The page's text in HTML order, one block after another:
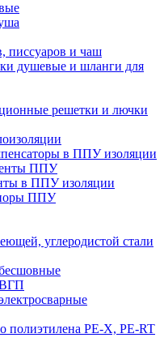
писсуаров и чаш
душевые и шланги для
решетки и лючки
в ППУ изоляции
ППУ
в ППУ изоляции
ППУ
углеродистой стали
ВГП
полиэтилена PE-X, PE-RT